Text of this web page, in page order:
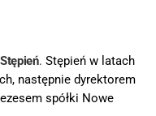
. Stępień w latach
następnie dyrektorem
spółki Nowe